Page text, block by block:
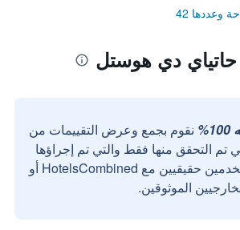
42
دي هوستل
نقوم بجمع وعرض التقييمات من
تم التحقق منها فقط والتي تم إجراؤها
بواسطة مستخدمين حقيقيين مع HotelsCombined أو
الموثوقين.